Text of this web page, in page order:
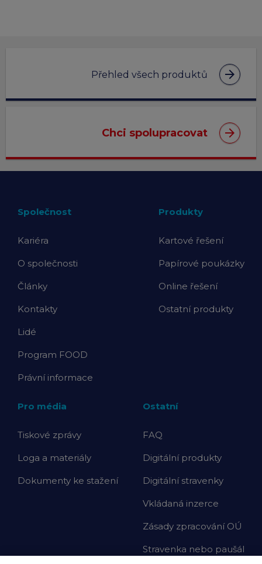
Přehled všech produktů arrow_forward
Chci spolupracovat arrow_forward
Společnost
Kariéra
O společnosti
Články
Kontakty
Lidé
Program FOOD
Právní informace
Produkty
Kartové řešení
Papírové poukázky
Online řešení
Ostatní produkty
Pro média
Tiskové zprávy
Loga a materiály
Dokumenty ke stažení
Ostatní
FAQ
Digitální produkty
Digitální stravenky
Vkládaná inzerce
Zásady zpracování OÚ
Stravenka nebo paušál